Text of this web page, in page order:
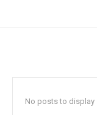
No posts to display